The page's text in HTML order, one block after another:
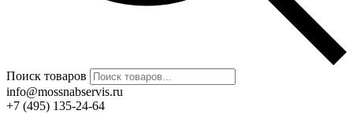
Поиск товаров
info@mossnabservis.ru
+7 (495) 135-24-64